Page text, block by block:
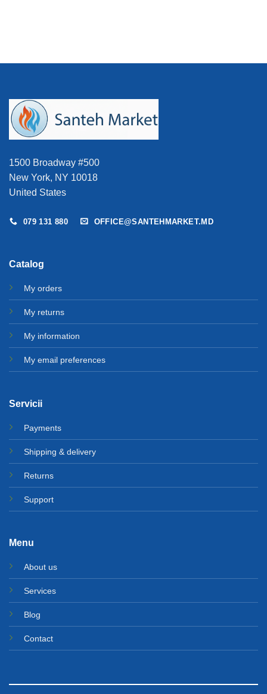
1500 Broadway #500
New York, NY 10018
United States
079 131 880 OFFICE@SANTEHMARKET.MD
Catalog
My orders
My returns
My information
My email preferences
Servicii
Payments
Shipping & delivery
Returns
Support
Menu
About us
Services
Blog
Contact